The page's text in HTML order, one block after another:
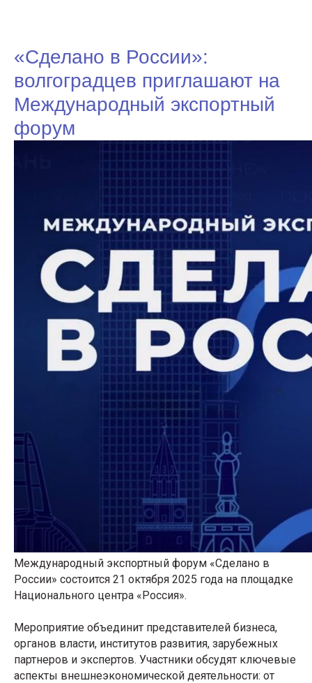
«Сделано в России»:
волгоградцев приглашают на
Международный экспортный
форум
Международный экспортный форум «Сделано в
России» состоится 21 октября 2025 года на площадке
Национального центра «Россия».
Мероприятие объединит представителей бизнеса,
органов власти, институтов развития, зарубежных
партнеров и экспертов. Участники обсудят ключевые
аспекты внешнеэкономической деятельности: от